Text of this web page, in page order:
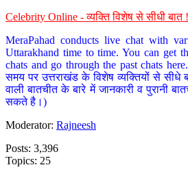
Celebrity Online - व्यक्ति विशेष से सीधी बात !
MeraPahad conducts live chat with
Uttarakhand time to time. You can get
chats and go through the past chats
समय पर उत्तराखंड के विशेष व्यक्तियों से सीधे
वाली बातचीत के बारे में जानकारी व पुरानी
सकते है।)
Moderator: Rajneesh
Posts: 3,396
Topics: 25